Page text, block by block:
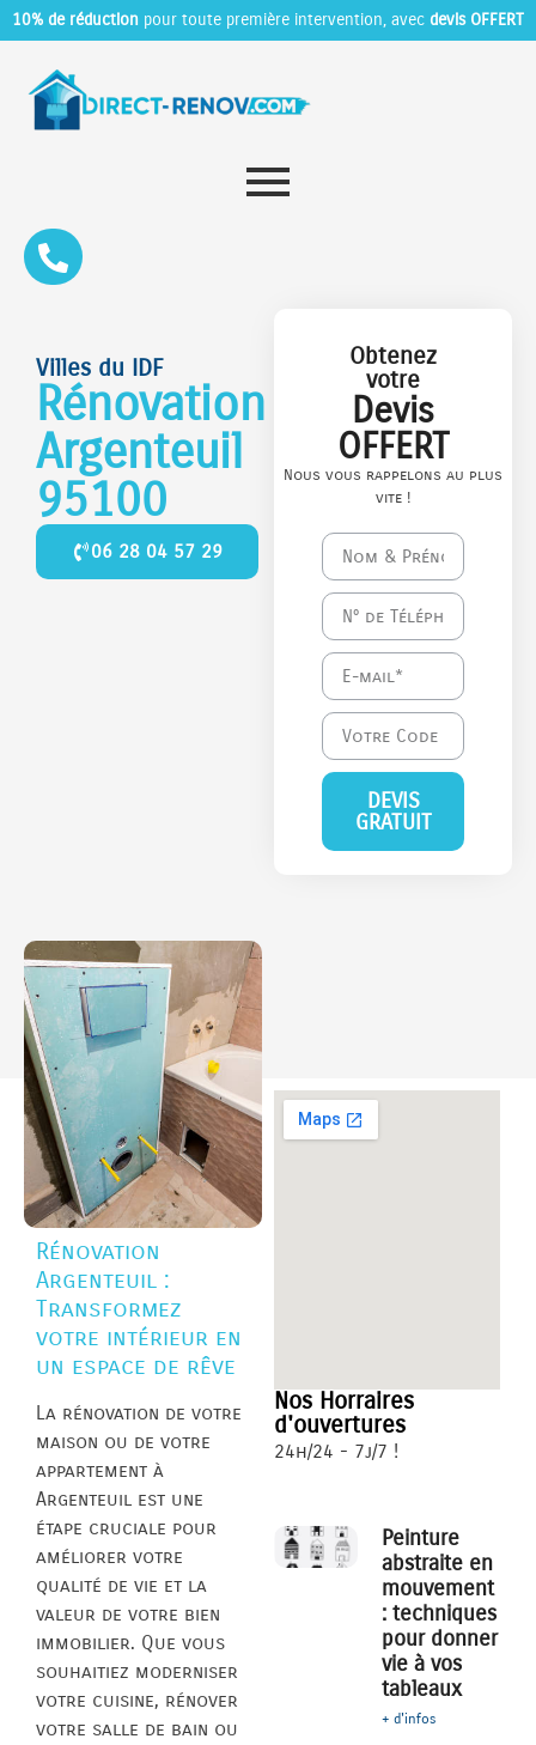
10% de réduction pour toute première intervention, avec devis OFFERT
Villes du IDF
Rénovation
Argenteuil
95100
06 28 04 57 29
Obtenez
votre
Devis
OFFERT
Nous vous rappelons au plus
vite !
DEVIS
GRATUIT
Rénovation
Argenteuil :
Transformez
votre intérieur en
un espace de rêve
La rénovation de votre
maison ou de votre
appartement à
Argenteuil est une
étape cruciale pour
améliorer votre
qualité de vie et la
valeur de votre bien
immobilier. Que vous
souhaitiez moderniser
votre cuisine, rénover
votre salle de bain ou
Nos Horraires
d'ouvertures
24h/24 - 7j/7 !
Peinture
abstraite en
mouvement
: techniques
pour donner
vie à vos
tableaux
+ d'infos